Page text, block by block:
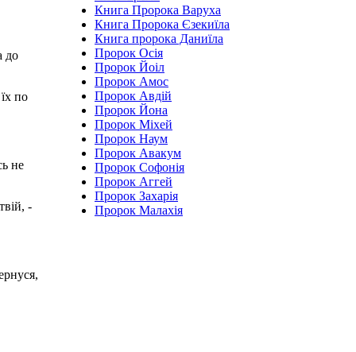
до
по
не
-
Книга Пророка Варуха
Книга Пророка Єзекиїла
Книга пророка Даниїла
Пророк Осія
Пророк Йоіл
Пророк Амос
Пророк Авдій
Пророк Йона
Пророк Міхей
Пророк Наум
Пророк Авакум
Пророк Софонія
Пророк Аггей
Пророк Захарія
Пророк Малахія